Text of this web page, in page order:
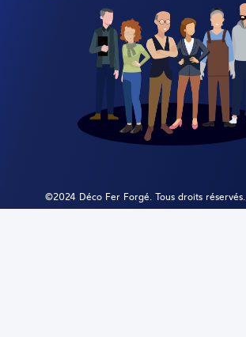
©2024 Déco Fer Forgé. Tous droits réservés.